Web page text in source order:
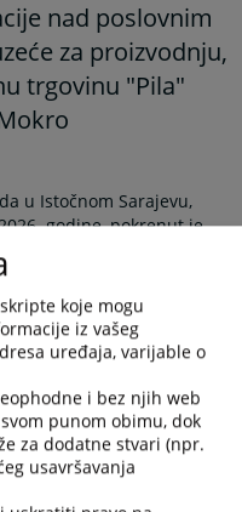
nad poslovnim
za proizvodnju,
trgovinu "Pila"
u Istočnom Sarajevu,
godine, pokrenut je
Privatno
i spoljnu
bb, Mokro.
da u roku od 3 (tri)
prijave svoja
i navedu pravni
koje mogu
iz vašeg
uređaja, varijable o
i bez njih web
punom obimu, dok
za dodatne stvari (npr.
usavršavanja